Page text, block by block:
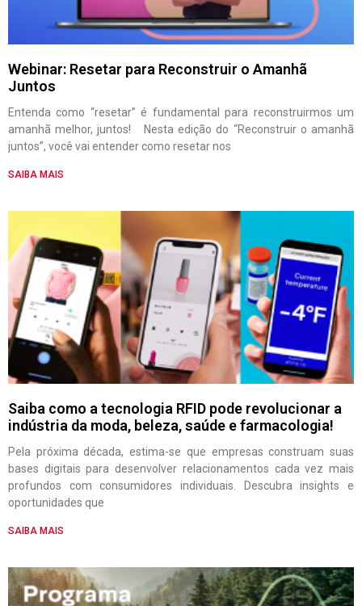
Webinar: Resetar para Reconstruir o Amanhã
Juntos
Entenda como “resetar” é fundamental para reconstruirmos um
amanhã melhor, juntos! Nesta edição do “Reconstruir o amanhã
juntos”, você vai entender como resetar nos
SAIBA MAIS
Saiba como a tecnologia RFID pode revolucionar a
indústria da moda, beleza, saúde e farmacologia!
Pela próxima década, estima-se que empresas construam suas
bases digitais para desenvolver relacionamentos cada vez mais
profundos com consumidores individuais. Descubra insights e
oportunidades que
SAIBA MAIS